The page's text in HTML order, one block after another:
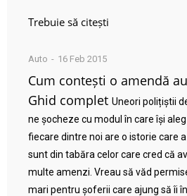
Trebuie să citești
Auto 16 Feb 2015
Cum contești o amendă
Ghid complet Uneori polițiștii
ne șocheze cu modul în care își
fiecare dintre noi are o istorie care
sunt din tabăra celor care cred că
multe amenzi. Vreau să văd
mari pentru șoferii care ajung să îi